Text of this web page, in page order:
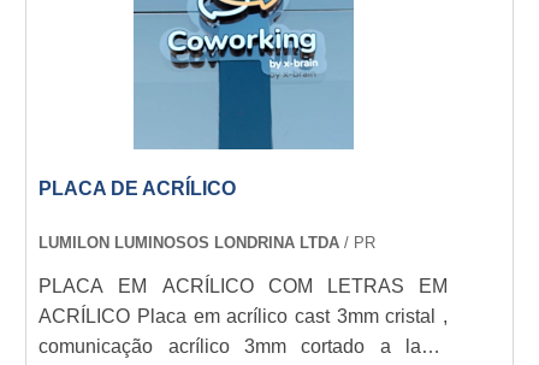
reforçado para maior resistência.
PLACA DE ACRÍLICO
LUMILON LUMINOSOS LONDRINA LTDA / PR
PLACA EM ACRÍLICO COM LETRAS EM
ACRÍLICO Placa em acrílico cast 3mm cristal ,
comunicação acrílico 3mm cortado a laser